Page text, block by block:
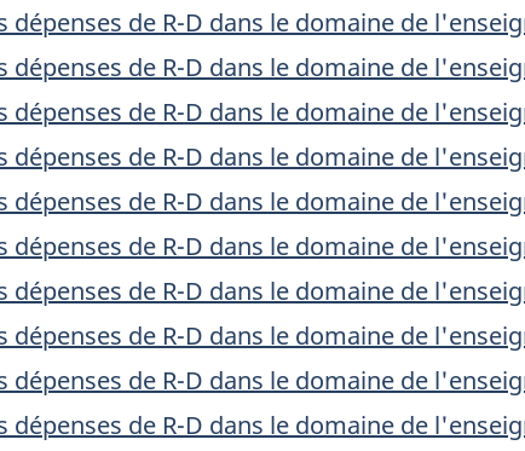
dépenses de R-D dans le domaine de
dépenses de R-D dans le domaine de
dépenses de R-D dans le domaine de
dépenses de R-D dans le domaine de
dépenses de R-D dans le domaine de
dépenses de R-D dans le domaine de
dépenses de R-D dans le domaine de
dépenses de R-D dans le domaine de
dépenses de R-D dans le domaine de
dépenses de R-D dans le domaine de